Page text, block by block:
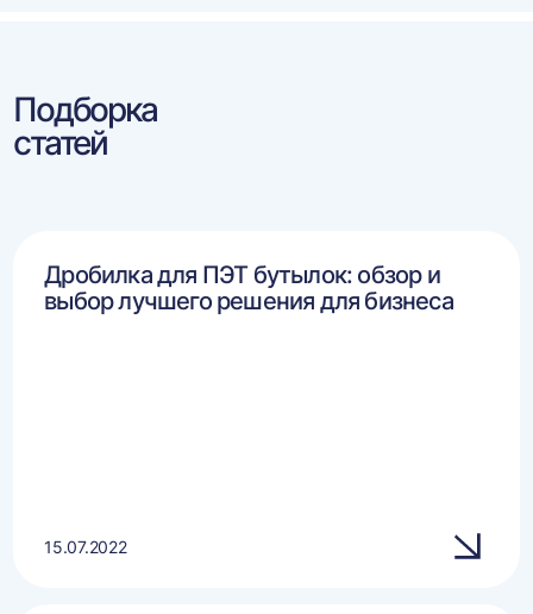
Подборка
статей
Дробилка для ПЭТ бутылок: обзор и
выбор лучшего решения для бизнеса
15.07.2022